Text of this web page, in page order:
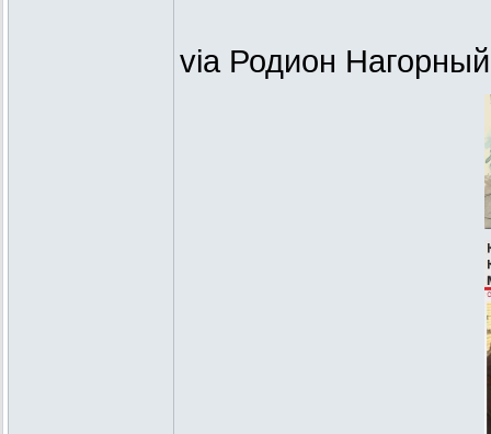
via Родион Нагорный